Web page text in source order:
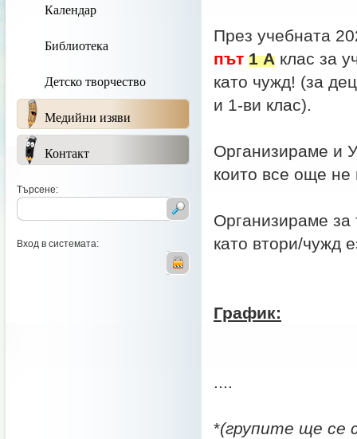
Календар
Библиотека
Детско творчество
Медийни изяви
Контакт
Търсене:
Вход в системата:
През учебната
път 1 А клас за
като чужд! (за
и 1-ви клас).
Организираме и
които все още не
Организираме за
като втори/чужд
График:
....
*(групите ще се